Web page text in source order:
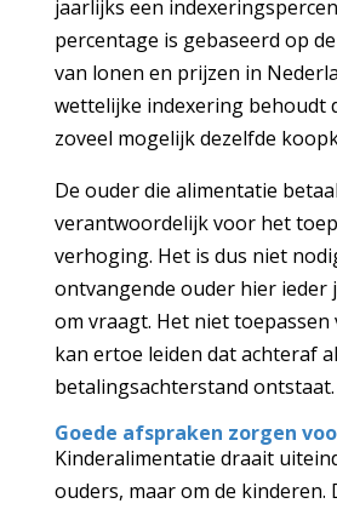
jaarlijks een
percentage is gebaseerd op
van lonen en prijzen in
wettelijke indexering behoudt
zoveel mogelijk dezelfde
De ouder die alimentatie
verantwoordelijk voor het
verhoging. Het is dus niet
ontvangende ouder hier ieder
om vraagt. Het niet toepassen
kan ertoe leiden dat achteraf
betalingsachterstand ontstaat.
Goede afspraken zorgen
Kinderalimentatie draait
ouders, maar om de kinderen.